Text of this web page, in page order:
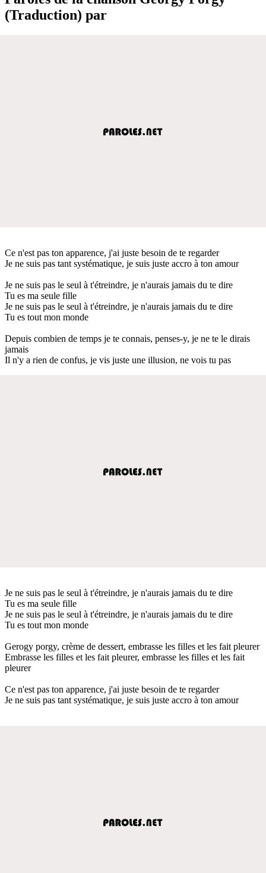
(Traduction) par
Ce n'est pas ton apparence, j'ai juste besoin de te regarder
Je ne suis pas tant systématique, je suis juste accro à ton amour
Je ne suis pas le seul à t'étreindre, je n'aurais jamais du te dire
Tu es ma seule fille
Je ne suis pas le seul à t'étreindre, je n'aurais jamais du te dire
Tu es tout mon monde
Depuis combien de temps je te connais, penses-y, je ne te le dirais
jamais
Il n'y a rien de confus, je vis juste une illusion, ne vois tu pas
Je ne suis pas le seul à t'étreindre, je n'aurais jamais du te dire
Tu es ma seule fille
Je ne suis pas le seul à t'étreindre, je n'aurais jamais du te dire
Tu es tout mon monde
Gerogy porgy, crème de dessert, embrasse les filles et les fait pleurer
Embrasse les filles et les fait pleurer, embrasse les filles et les fait
pleurer
Ce n'est pas ton apparence, j'ai juste besoin de te regarder
Je ne suis pas tant systématique, je suis juste accro à ton amour